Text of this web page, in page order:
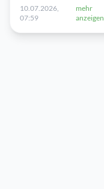
10.07.2026,
07:59
mehr
anzeigen